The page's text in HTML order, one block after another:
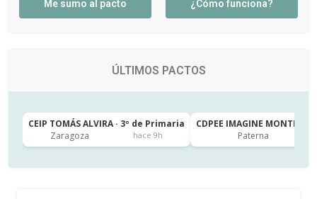
Me sumo al pacto ¿Cómo funciona?
ÚLTIMOS PACTOS
CEIP TOMÁS ALVIRA · 3º de Primaria
Zaragoza
hace 9h
CDPEE IMAGINE
Paterna